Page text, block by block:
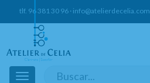
tlf. 96 381 30 96 · info@atelierdecelia.com
Toggle